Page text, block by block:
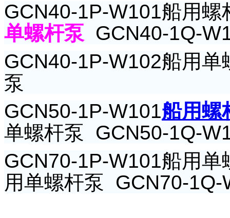
GCN40-1P-W101船用螺
单螺杆泵 GCN40-1Q-
GCN40-1P-W102船用单
泵
GCN50-1P-W101船用螺
单螺杆泵 GCN50-1Q-
GCN70-1P-W101船用单
用单螺杆泵 GCN70-1Q-